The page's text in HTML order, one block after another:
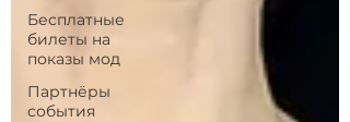
Бесплатные
билеты на
показы мод
Партнёры
события